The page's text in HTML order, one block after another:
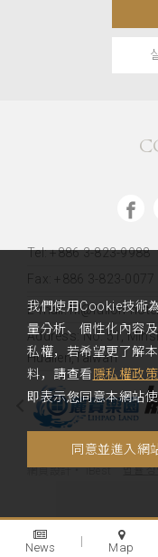
Tel: +886 3-823-9988
Fax: +886 3-823-0077
E-mail: hl@fullon-
Address:No. 51,
Hualien,Taiwan
Copyright 2020 Fullon
網頁設計‧iBest 법률
我們使用Cookie技術
量分析、個性化內容
私權，若希望更了解
料，請查看 隱私權政策
即表示您同意本網站
同意並進入網
News Map